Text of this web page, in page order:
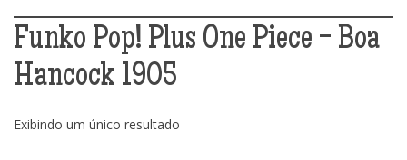
Funko Pop! Plus One Piece - Boa
Hancock 1905
Exibindo um único resultado